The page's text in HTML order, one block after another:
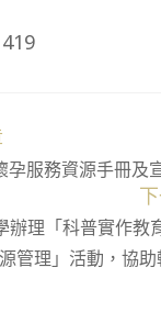
419
孕服務資源手冊及
辦理「科普實作
管理」活動，協